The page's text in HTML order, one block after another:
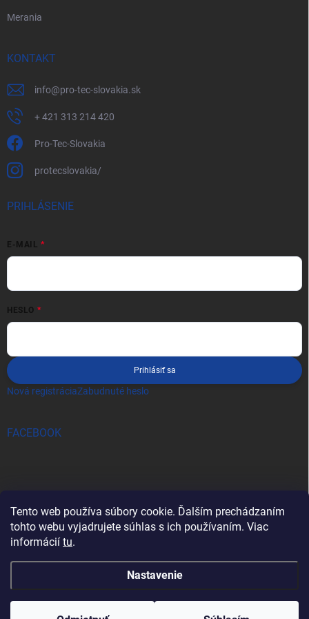
Tento web používa súbory cookie. Ďalším prechádzaním
tohto webu vyjadrujete súhlas s ich používaním. Viac
informácií tu.
Nastavenie
Merania
KONTAKT
info@pro-tec-slovakia.sk
+ 421 313 214 420
Pro-Tec-Slovakia
protecslovakia/
PRIHLÁSENIE
E-MAIL
HESLO
Prihlásiť sa
Nová registráciaZabudnuté heslo
FACEBOOK
Copyright 2026 . Všetky práva vyhradené.